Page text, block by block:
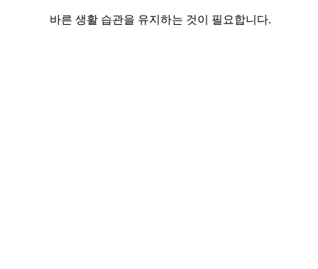
바른 생활 습관을 유지하는 것이 필요합니다.